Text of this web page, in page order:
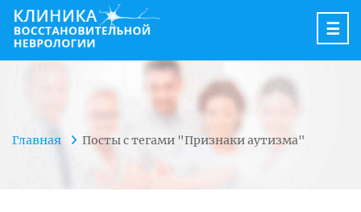
☰
Главная Посты с тегами "Признаки аутизма"